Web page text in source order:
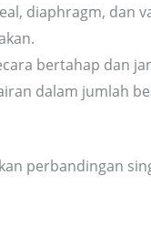
diaphragm, dan
bertahap dan
dalam jumlah
perbandingan